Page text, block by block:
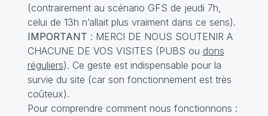
(contrairement au scénario GFS de jeudi 7h,
celui de 13h n’allait plus vraiment dans ce sens).
IMPORTANT : MERCI DE NOUS SOUTENIR A
CHACUNE DE VOS VISITES (PUBS ou dons
réguliers). Ce geste est indispensable pour la
survie du site (car son fonctionnement est très
coûteux).
Pour comprendre comment nous fonctionnons :